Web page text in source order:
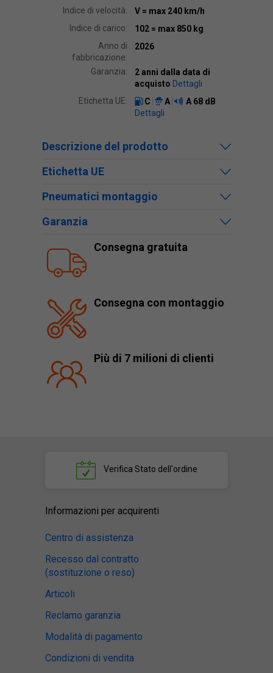
Indice di velocità:
V = max 240 km/h
Indice di carico:
102 = max 850 kg
Anno di
fabbricazione:
2026
Garanzia:
2 anni dalla data di
acquisto Dettagli
Etichetta UE:
C A A 68 dB
Dettagli
Descrizione del prodotto
Etichetta UE
Pneumatici montaggio
Garanzia
Consegna gratuita
Consegna con montaggio
Più di 7 milioni di clienti
Verifica Stato dell'ordine
Informazioni per acquirenti
Centro di assistenza
Recesso dal contratto
(sostituzione o reso)
Articoli
Reclamo garanzia
Modalità di pagamento
Condizioni di vendita